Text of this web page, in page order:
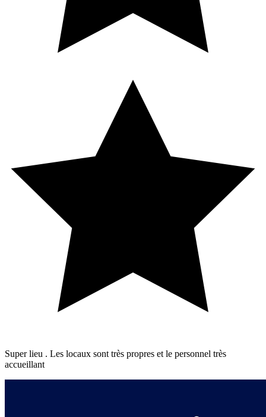
Super lieu . Les locaux sont très propres et le personnel très
accueillant